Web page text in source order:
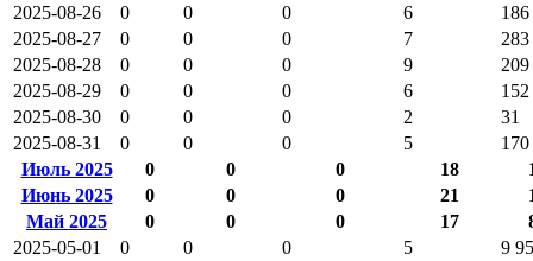
2025-08-26
0 0 0 6
186
2025-08-27
0 0 0 7
283
2025-08-28
0 0 0 9
209
2025-08-29
0 0 0 6
152
2025-08-30
0 0 0 2
31
2025-08-31
0 0 0 5
170
Июль 2025
0 0 0 18
Июнь 2025
0 0 0 21
Май 2025
0 0 0 17
2025-05-01
0 0 0 5
9